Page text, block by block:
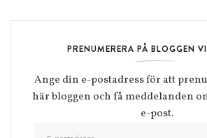
PRENUMERERA PÅ BLOGGEN
Ange din e-postadress för att
här bloggen och få meddelanden
e-post.